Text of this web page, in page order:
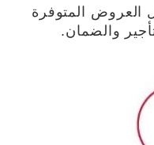
العروض المتوفرة
والضمان.